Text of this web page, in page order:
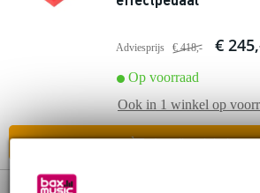
Adviesprijs € 418,- €
Op voorraad
Ook in 1 winkel op
In mijn